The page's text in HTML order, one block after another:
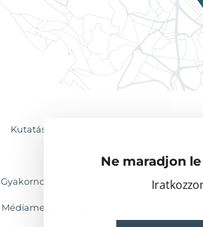
Ne maradjon
Kutatás & Elemzés
Gyakornoki program
Médiamegjelenések